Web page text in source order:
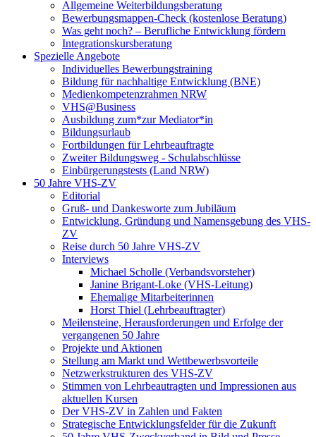
Allgemeine Weiterbildungsberatung
Bewerbungsmappen-Check (kostenlose Beratung)
Was geht noch? – Berufliche Entwicklung fördern
Integrationskursberatung
Spezielle Angebote
Individuelles Bewerbungstraining
Bildung für nachhaltige Entwicklung (BNE)
Medienkompetenzrahmen NRW
VHS@Business
Ausbildung zum*zur Mediator*in
Bildungsurlaub
Fortbildungen für Lehrbeauftragte
Zweiter Bildungsweg - Schulabschlüsse
Einbürgerungstests (Land NRW)
50 Jahre VHS-ZV
Editorial
Gruß- und Dankesworte zum Jubiläum
Entwicklung, Gründung und Namensgebung des VHS-
ZV
Reise durch 50 Jahre VHS-ZV
Interviews
Michael Scholle (Verbandsvorsteher)
Janine Brigant-Loke (VHS-Leitung)
Ehemalige Mitarbeiterinnen
Horst Thiel (Lehrbeauftragter)
Meilensteine, Herausforderungen und Erfolge der
vergangenen 50 Jahre
Projekte und Aktionen
Stellung am Markt und Wettbewerbsvorteile
Netzwerkstrukturen des VHS-ZV
Stimmen von Lehrbeautragten und Impressionen aus
aktuellen Kursen
Der VHS-ZV in Zahlen und Fakten
Strategische Entwicklungsfelder für die Zukunft